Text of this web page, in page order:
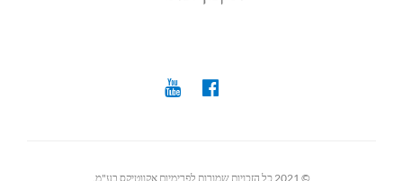
© 2021 כל הזכויות שמורות לפרימיום אקווטיקס בע"מ.